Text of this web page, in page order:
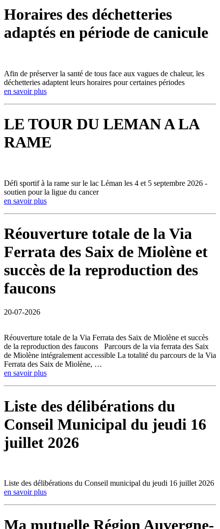
Horaires des déchetteries
adaptés en période de canicule
Afin de préserver la santé de tous face aux vagues de chaleur, les
déchetteries adaptent leurs horaires pour certaines périodes
en savoir plus
LE TOUR DU LEMAN A LA
RAME
Défi sportif à la rame sur le lac Léman les 4 et 5 septembre 2026 -
soutien pour la ligue du cancer
en savoir plus
Réouverture totale de la Via
Ferrata des Saix de Miolène et
succès de la reproduction des
faucons
20-07-2026
Réouverture totale de la Via Ferrata des Saix de Miolène et succès
de la reproduction des faucons Parcours de la via ferrata des Saix
de Miolène intégralement accessible La totalité du parcours de la Via
Ferrata des Saix de Miolène, …
en savoir plus
Liste des délibérations du
Conseil Municipal du jeudi 16
juillet 2026
Liste des délibérations du Conseil municipal du jeudi 16 juillet 2026
en savoir plus
Ma mutuelle Région Auvergne-